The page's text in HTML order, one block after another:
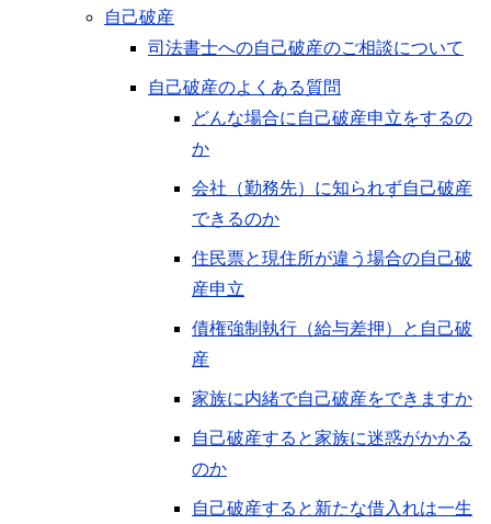
自己破産
司法書士への自己破産のご相談について
自己破産のよくある質問
どんな場合に自己破産申立をするの
か
会社（勤務先）に知られず自己破産
できるのか
住民票と現住所が違う場合の自己破
産申立
債権強制執行（給与差押）と自己破
産
家族に内緒で自己破産をできますか
自己破産すると家族に迷惑がかかる
のか
自己破産すると新たな借入れは一生